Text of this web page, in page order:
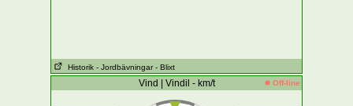
Historik - Jordbävningar - Blixt
Vind | Vindil - km/t Off-line